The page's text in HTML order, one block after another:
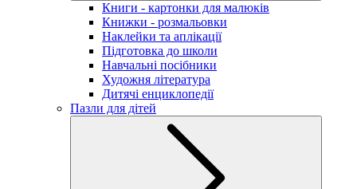
Книги - картонки для малюків
Книжки - розмальовки
Наклейки та аплікації
Підготовка до школи
Навчальні посібники
Художня література
Дитячі енциклопедії
Пазли для дітей